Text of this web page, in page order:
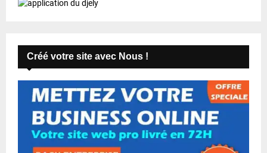
Créé votre site avec Nous !